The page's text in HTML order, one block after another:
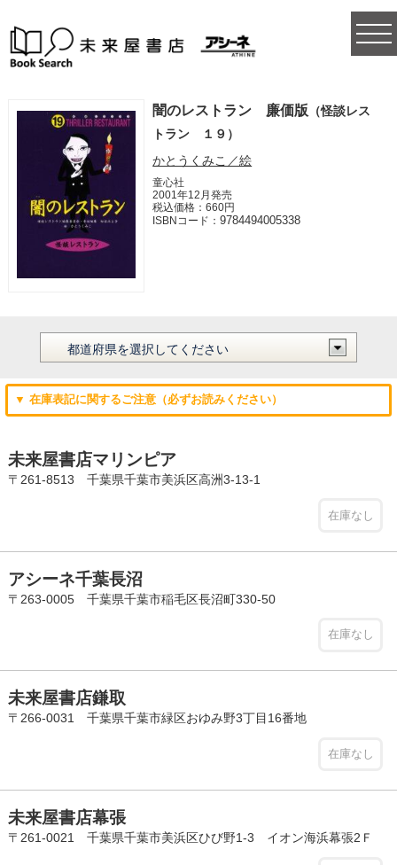
闇のレストラン 廉価版 （怪談レス
トラン １９）
かとうくみこ／絵
童心社
2001年12月発売
税込価格：660円
ISBNコード：9784494005338
▼ 在庫表記に関するご注意（必ずお読みください）
未来屋書店マリンピア
〒261-8513 千葉県千葉市美浜区高洲3-13-1
在庫なし
アシーネ千葉長沼
〒263-0005 千葉県千葉市稲毛区長沼町330-50
在庫なし
未来屋書店鎌取
〒266-0031 千葉県千葉市緑区おゆみ野3丁目16番地
在庫なし
未来屋書店幕張
〒261-0021 千葉県千葉市美浜区ひび野1-3 イオン海浜幕張2Ｆ